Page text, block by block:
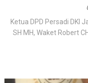
Ketua DPD Persadi DKI
SH MH, Waket Robert